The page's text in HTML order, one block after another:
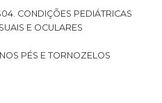
04. CONDIÇÕES PEDIÁTRICAS
E OCULARES
NOS PÉS E TORNOZELOS